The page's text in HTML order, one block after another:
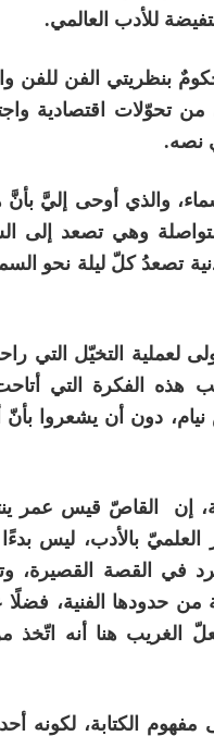
للأدب العالمي.
بنظريتي الفن للفن
تحوّلات اقتصادية
نصه.
والذي أوحى إليَّ بأنَّ
وهي تصعد إلى
تصعدُ كلّ ليلة نحو
لعملية التخيّل التي
هذه الفكرة التي
نيام، دون أن يشعروا
إن القاصّ قيس عمر
بالأدب، ليس بدءًا
في القصة القصيرة،
من حدودها الفنية،
الغريب هنا أنه اتّخذ
الكتابة، لكونه أحد